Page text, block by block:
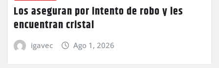
Los aseguran por intento de robo y les
encuentran cristal
igavec Ago 1, 2026